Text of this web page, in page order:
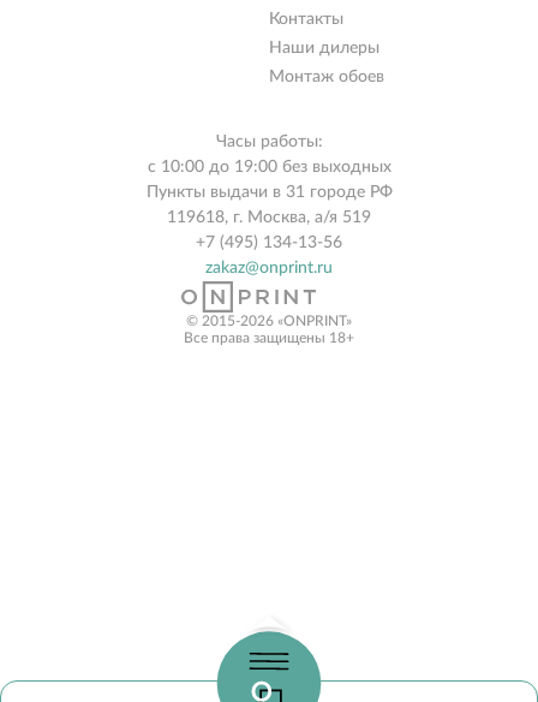
Контакты
Наши дилеры
Монтаж обоев
Часы работы:
с 10:00 до 19:00 без выходных
Пункты выдачи в 31 городе РФ
119618, г. Москва, а/я 519
+7 (495) 134-13-56
zakaz@onprint.ru
© 2015-2026 «ONPRINT»
Все права защищены 18+‎